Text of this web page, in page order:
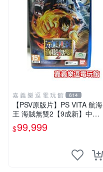
嘉 義 樂 逗 電 玩 館 614
【PSV原版片】PS VITA 航海
王 海賊無雙2【9成新】中文
版✪中古二手✪嘉義樂逗電玩
館
$99,999